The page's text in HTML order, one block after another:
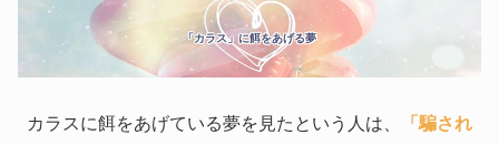
「カラス」に餌をあげる夢
カラスに餌をあげている夢を見たという人は、
「騙され